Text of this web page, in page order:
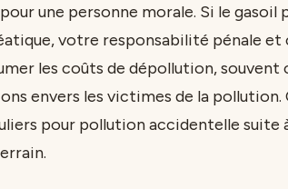
une personne morale. Si le gasoil
votre responsabilité pénale et
les coûts de dépollution, souvent
envers les victimes de la
pour pollution accidentelle suite